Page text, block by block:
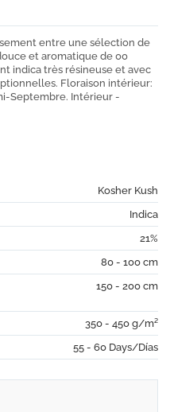
entre une sélection de
et aromatique de 00
indica très résineuse et avec
Floraison intérieur:
Septembre. Intérieur -
Kosher Kush
Indica
21%
80 - 100 cm
150 - 200 cm
350 - 450 g/m²
55 - 60 Days/Días